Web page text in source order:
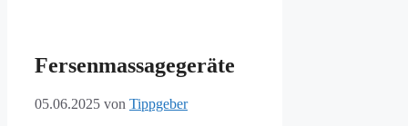
Fersenmassagegeräte
05.06.2025 von Tippgeber